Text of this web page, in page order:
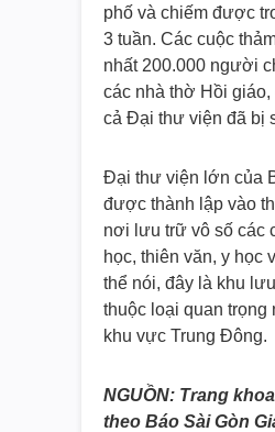
phố và chiếm được
3 tuần. Các cuộc
nhất 200.000 người
các nhà thờ Hồi giáo,
cả Đại thư viện đã bị
Đại thư viện lớn của
được thành lập vào
nơi lưu trữ vô số các
học, thiên văn, y học
thể nói, đây là khu
thuộc loại quan trọng
khu vực Trung Đông.
NGUỒN: Trang
theo Báo Sài Gòn